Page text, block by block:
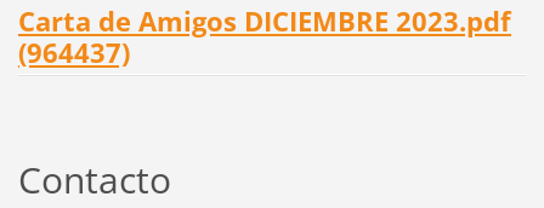
Carta de Amigos DICIEMBRE 2023.pdf
(964437)
Contacto